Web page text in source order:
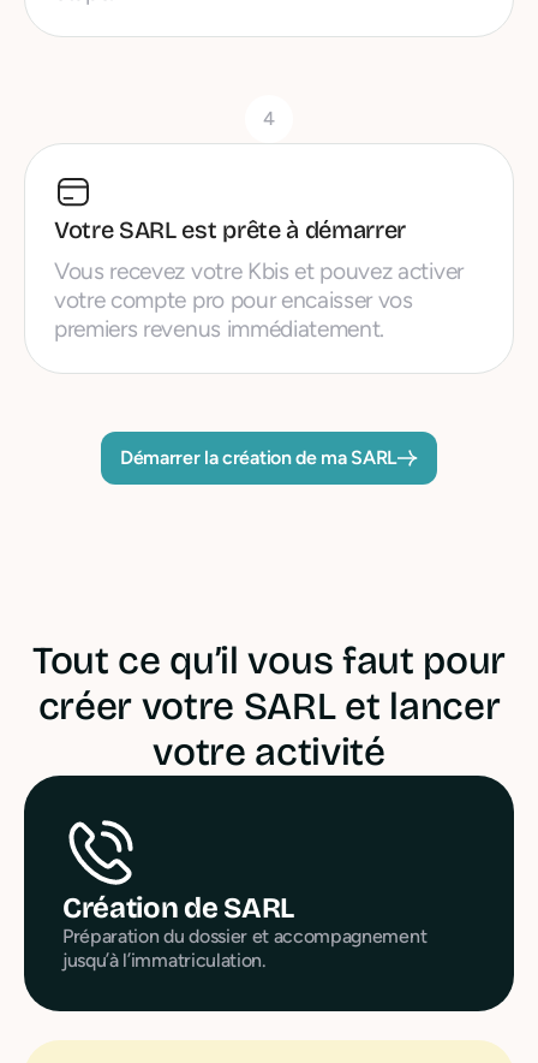
4
Votre SARL est prête à démarrer
Vous recevez votre Kbis et pouvez activer
votre compte pro pour encaisser vos
premiers revenus immédiatement.
Démarrer la création de ma SARL
Tout ce qu’il vous faut pour
créer votre SARL et lancer
votre activité
Création de SARL
Préparation du dossier et accompagnement
jusqu’à l’immatriculation.